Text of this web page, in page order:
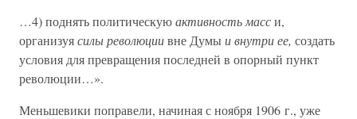
…4) поднять политическуюактивность масси,
организуясилы революциивне Думыи внутри ее, создать
условия для превращения последней в опорный пункт
революции…».
Меньшевики поправели, начиная с ноября 1906 г., уже